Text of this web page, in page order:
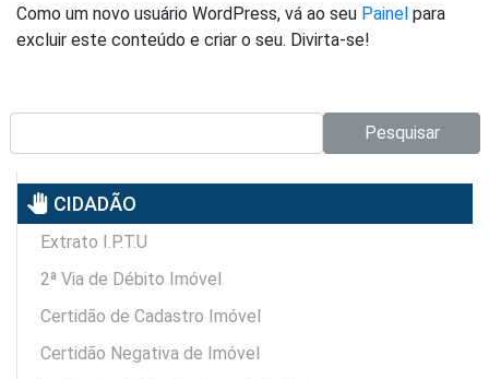
Como um novo usuário WordPress, vá ao seu Painel para
excluir este conteúdo e criar o seu. Divirta-se!
Pesquisar
pan_tool CIDADÃO
Extrato I.P.T.U
2ª Via de Débito Imóvel
Certidão de Cadastro Imóvel
Certidão Negativa de Imóvel